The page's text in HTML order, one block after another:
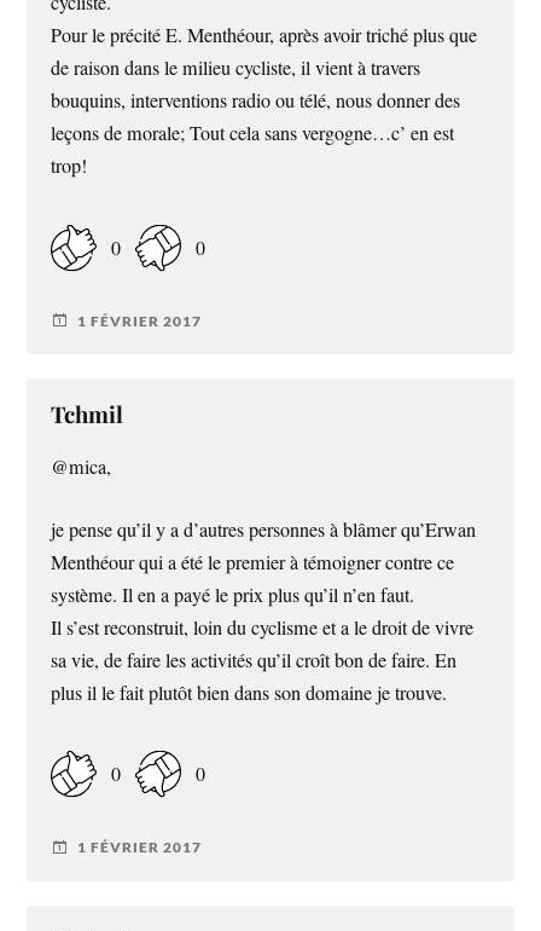
Pour le précité E. Menthéour, après avoir triché plus que
de raison dans le milieu cycliste, il vient à travers
bouquins, interventions radio ou télé, nous donner des
leçons de morale; Tout cela sans vergogne…c’ en est
trop!
0 0
1 FÉVRIER 2017
Tchmil
@mica,
je pense qu’il y a d’autres personnes à blâmer qu’Erwan
Menthéour qui a été le premier à témoigner contre ce
système. Il en a payé le prix plus qu’il n’en faut.
Il s’est reconstruit, loin du cyclisme et a le droit de vivre
sa vie, de faire les activités qu’il croît bon de faire. En
plus il le fait plutôt bien dans son domaine je trouve.
0 0
1 FÉVRIER 2017